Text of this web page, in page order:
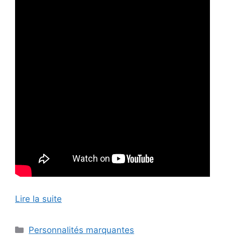
Lire la suite
Catégories
Personnalités marquantes